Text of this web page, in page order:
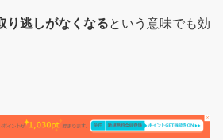
り逃しがなくなるという意味でも効